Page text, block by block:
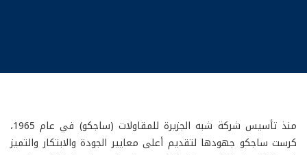
منذ تأسيس شركة شبه الجزيرة للمقاولات (ساجكو) في عام 1965،
كرست ساجكو جهودها لتقديم أعلى معايير الجودة والابتكار والتميز